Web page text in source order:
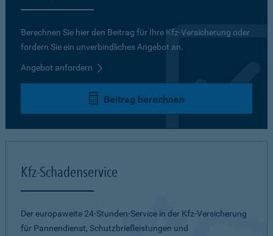
Berechnen Sie hier den Beitrag für Ihre Kfz-Versicherung oder
fordern Sie ein unverbindliches Angebot an.
Angebot anfordern
Beitrag berechnen
Kfz-Schadenservice
Der europaweite 24-Stunden-Service in der Kfz-Versicherung
für Pannendienst, Schutzbriefleistungen und